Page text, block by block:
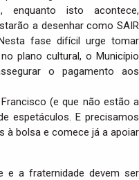
isto acontece,
a desenhar como SAIR
Nesta fase difícil urge tomar
plano cultural, o Município
o pagamento aos
(e que não estão a
espetáculos. E precisamos
à bolsa e comece já a apoiar
e a fraternidade devem ser